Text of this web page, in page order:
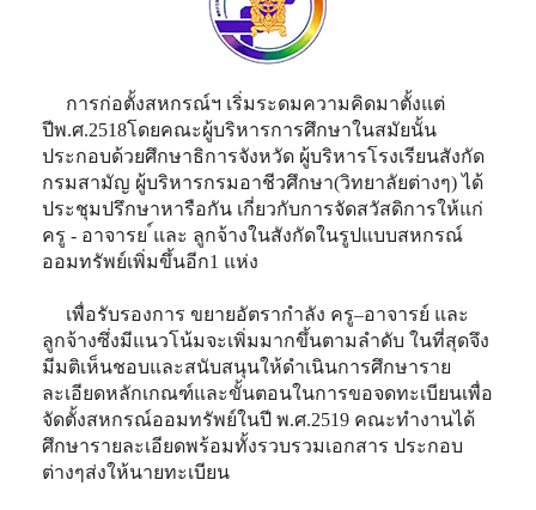
การก่อตั้งสหกรณ์ฯ เริ่มระดมความคิดมาตั้งแต่
ปีพ.ศ.2518โดยคณะผู้บริหารการศึกษาในสมัยนั้น
ประกอบด้วยศึกษาธิการจังหวัด ผู้บริหารโรงเรียนสังกัด
กรมสามัญ ผู้บริหารกรมอาชีวศึกษา(วิทยาลัยต่างๆ) ได้
ประชุมปรึกษาหารือกัน เกี่ยวกับการจัดสวัสดิการให้แก่
ครู - อาจารย ์และ ลูกจ้างในสังกัดในรูปแบบสหกรณ์
ออมทรัพย์เพิ่มขึ้นอีก1 แห่ง
เพื่อรับรองการ ขยายอัตรากำลัง ครู–อาจารย์ และ
ลูกจ้างซึ่งมีแนวโน้มจะเพิ่มมากขึ้นตามลำดับ ในที่สุดจึง
มีมติเห็นชอบและสนับสนุนให้ดำเนินการศึกษาราย
ละเอียดหลักเกณฑ์และขั้นตอนในการขอจดทะเบียนเพื่อ
จัดตั้งสหกรณ์ออมทรัพย์ในปี พ.ศ.2519 คณะทำงานได้
ศึกษารายละเอียดพร้อมทั้งรวบรวมเอกสาร ประกอบ
ต่างๆส่งให้นายทะเบียน